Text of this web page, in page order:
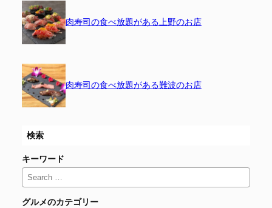
肉寿司の食べ放題がある上野のお店
肉寿司の食べ放題がある難波のお店
検索
キーワード
グルメのカテゴリー